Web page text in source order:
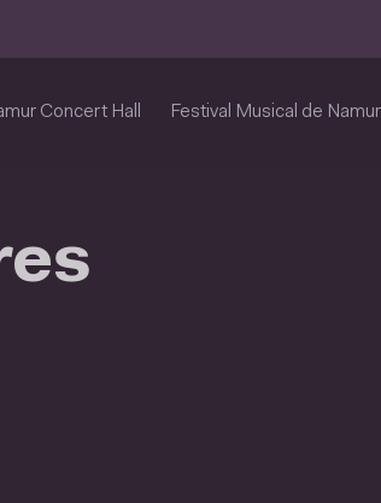
Concert Hall Festival Musical de Namur